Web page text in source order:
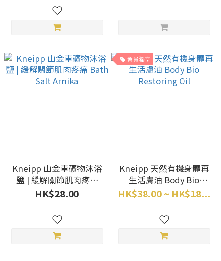
Kneipp 山金車礦物沐浴
鹽 | 緩解關節肌肉疼痛
Bath Salt Arnika
HK$28.00
會員獨享
Kneipp 天然有機身體再
生活膚油 Body Bio
Restoring Oil
HK$38.00 ~ HK$18...